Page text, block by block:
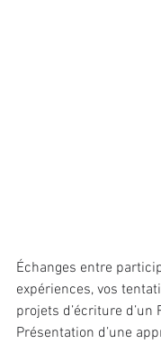
Échanges entre
expériences, vos
projets d’écriture d’un
Présentation d’une